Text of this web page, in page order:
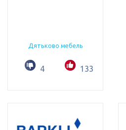
Дятьково мебель
4 133